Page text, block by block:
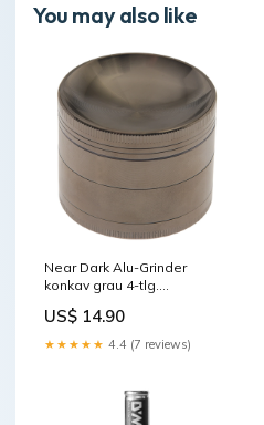
You may also like
Near Dark Alu-Grinder
konkav grau 4-tlg.
US$ 14.90
★★★★★ 4.4 (7 reviews)